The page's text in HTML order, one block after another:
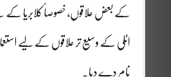
کے بعض علاقوں، خصوصاً کلابریا
نام دے دیا۔